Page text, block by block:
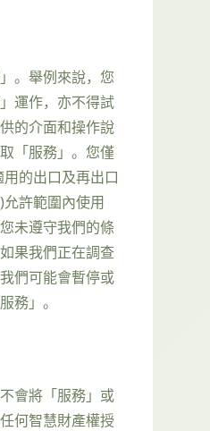
。舉例來說，您
運作，亦不得試
的介面和操作說
「服務」。您僅
的出口及再出口
許範圍內使用
未遵守我們的條
果我們正在調查
們可能會暫停或
務」。
會將「服務」或
何智慧財產權授